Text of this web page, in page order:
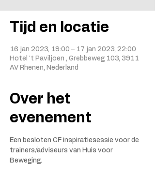
Tijd en locatie
16 jan 2023, 19:00 – 17 jan 2023, 22:00
Hotel 't Paviljoen , Grebbeweg 103, 3911
AV Rhenen, Nederland
Over het
evenement
Een besloten CF inspiratiesessie voor de
trainers/adviseurs van Huis voor
Beweging.